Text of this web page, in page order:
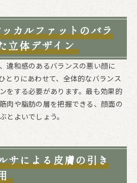
カルファットのバラ
立体デザイン
違和感のあるバランスの悪い顔に
とりにあわせて、全体的なバランス
をする必要があります。最も効果的
肉や脂肪の層を把握できる、顔面の
とよいでしょう。
サによる皮膚の引き